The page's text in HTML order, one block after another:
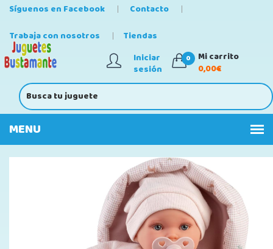
Síguenos en Facebook
Contacto
Trabaja con nosotros
Tiendas
Iniciar
sesión
0
Mi carrito
0,00€